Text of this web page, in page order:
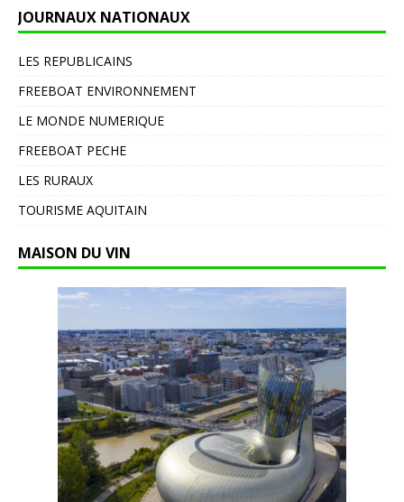
JOURNAUX NATIONAUX
LES REPUBLICAINS
FREEBOAT ENVIRONNEMENT
LE MONDE NUMERIQUE
FREEBOAT PECHE
LES RURAUX
TOURISME AQUITAIN
MAISON DU VIN